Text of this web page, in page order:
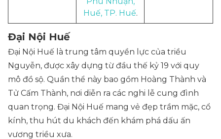
Huế, TP. Huế.
Đại Nội Huế
Đại Nội Huế là trung tâm quyền lực của triều
Nguyễn, được xây dựng từ đầu thế kỷ 19 với quy
mô đồ sộ. Quần thể này bao gồm Hoàng Thành và
Tử Cấm Thành, nơi diễn ra các nghi lễ cung đình
quan trọng. Đại Nội Huế mang vẻ đẹp trầm mặc, cổ
kính, thu hút du khách đến khám phá dấu ấn
vương triều xưa.